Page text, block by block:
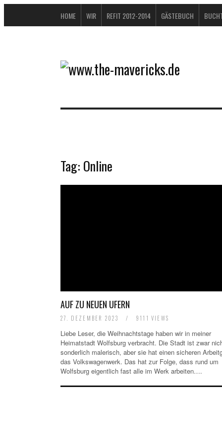
HOME WIR REFIT 2012-2014 GÄSTEBUCH
Tag: Online
AUF ZU NEUEN UFERN
27. DEZEMBER 2023 / 9111 VIEWS
Liebe Leser, die Weihnachtstage haben wir in meiner
Heimatstadt Wolfsburg verbracht. Die Stadt ist zwar
sonderlich malerisch, aber sie hat einen sicheren
das Volkswagenwerk. Das hat zur Folge, dass rund um
Wolfsburg eigentlich fast alle im Werk arbeiten….